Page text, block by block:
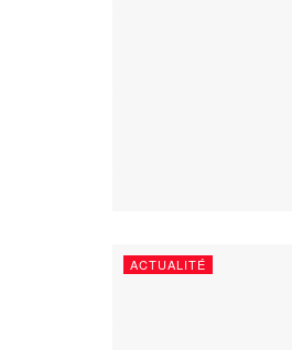
ACTUALITÉ